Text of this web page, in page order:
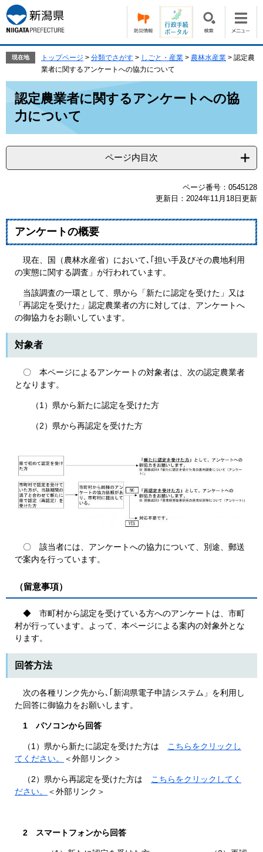
ー
ジ
の
で
す。
ニ
ュ
ー
ば
現在地 トップページ > 分類でさがす > しごと・産業 > 農林水産業 > 認定農
業者に関するアンケートへの協力について
認定農業者に関するアンケートへの協
力について
ページ内目次
ページ番号：0545128
更新日：2024年11月18日更新
アンケートの概要
現在、国（農林水産省）において､｢担い手及びその農地利用
の実態に関する調査」が行われています。
当該調査の一環として、県から「新たに認定を受けた」又は
「再認定を受けた」認定農業者の方に対しては、アンケートへ
の御協力をお願いしています。
対象者
〇 本ページによるアンケートの対象者は、次の認定農業者
となります。
（1）県から新たに認定を受けた方
（2）県から再認定を受けた方
〇 該当者には、アンケートへの協力について、別途、郵送
で案内を行っています。
（留意事項）
◆ 市町村から認定を受けている方へのアンケートは、市町
村が行っています。よって、本ページによる案内の対象外とな
ります。
回答方法
次の各種リンク先から､｢新潟県電子申請システム」を利用し
た回答に御協力をお願いします。
1 パソコンから回答
（1）県から新たに認定を受けた方は
こちらをクリックし
てください。
＜外部リンク＞
（2）県から再認定を受けた方は
こちらをクリックしてく
ださい。
＜外部リンク＞
2 スマートフォンから回答